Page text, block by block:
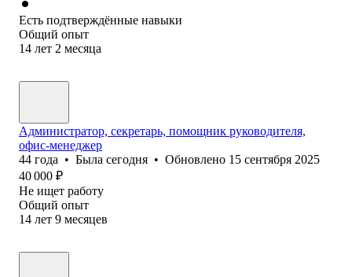
Есть подтверждённые навыки
Общий опыт
14 лет 2 месяца
Администратор, секретарь, помощник руководителя,
офис-менеджер
44 года • Была сегодня • Обновлено 15 сентября 2025
40 000 ₽
Не ищет работу
Общий опыт
14 лет 9 месяцев